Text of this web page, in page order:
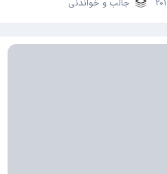
جالب و خواندنی